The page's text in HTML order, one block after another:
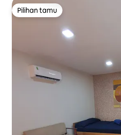
Pilihan tamu
Pilihan tamu